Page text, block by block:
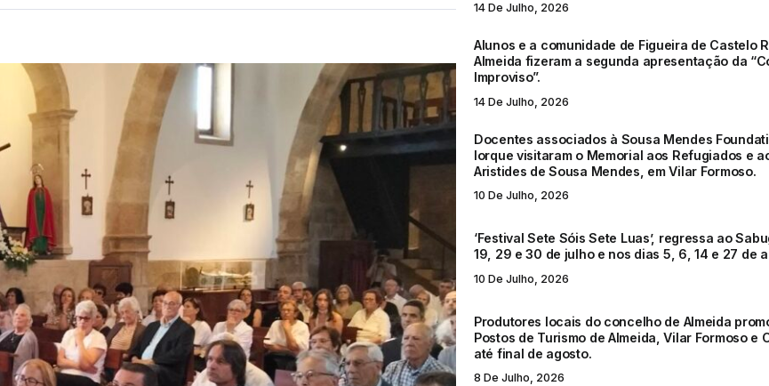
14 De Julho, 2026
Alunos e a comunidade de Figueira de Castelo
Almeida fizeram a segunda apresentação da
Improviso”.
14 De Julho, 2026
Docentes associados à Sousa Mendes
Iorque visitaram o Memorial aos Refugiados e
Aristides de Sousa Mendes, em Vilar Formoso.
10 De Julho, 2026
‘Festival Sete Sóis Sete Luas’, regressa ao
19, 29 e 30 de julho e nos dias 5, 6, 14 e 27 de
10 De Julho, 2026
Produtores locais do concelho de Almeida
Postos de Turismo de Almeida, Vilar Formoso e
até final de agosto.
8 De Julho, 2026